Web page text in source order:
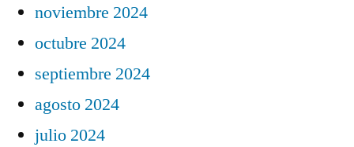
noviembre 2024
octubre 2024
septiembre 2024
agosto 2024
julio 2024